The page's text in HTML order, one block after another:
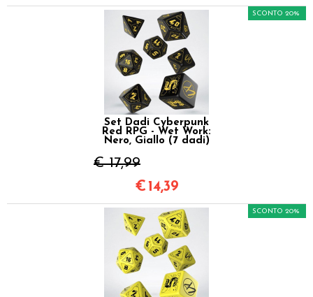
Set Dadi Cyberpunk
Red RPG - Wet Work:
Nero, Giallo (7 dadi)
€ 17,99
SCONTO 20%
€ 14,39
SCONTO 20%